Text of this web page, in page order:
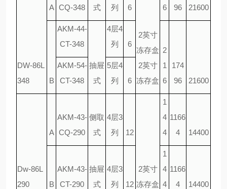
2英寸
冻存盒
2英寸
冻存盒
DW-86L
348
A
式
6
96
21600
CQ-348
列
6
B
AKM-44-
CT-348
抽屉
式
4层4
列
6
2
1
6
174
96
21600
AKM-54-
CT-348
5层4
列
6
Dw-86L
290
A
AKM-43-
CQ-290
侧取
式
4层3
列
12
2英寸
冻存盒
1
4
4
1166
4
14400
B
AKM-43-
CT-290
抽屉
式
4层3
列
12
1
4
4
1166
4
14400